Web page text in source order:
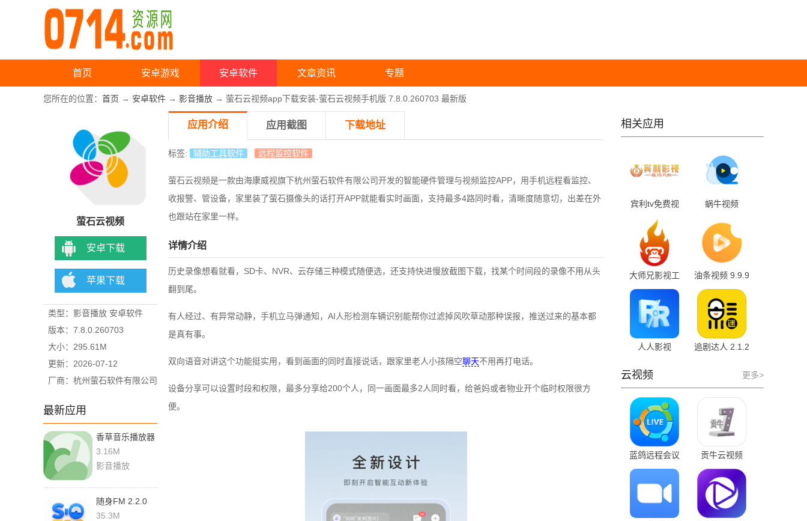
首页 安卓游戏 安卓软件 文章资讯 专题
您所在的位置： 首页 → 安卓软件 → 影音播放 → 萤石云视频app下载安装-萤石云视频手机版 7.8.0.260703 最新版
萤石云视频
安卓下载
苹果下载
类型：影音播放 安卓软件
版本：7.8.0.260703
大小：295.61M
更新：2026-07-12
厂商：杭州萤石软件有限公司
最新应用
香草音乐播放器
0.2.0-dev09 安
卓版
3.16M
影音播放
随身FM 2.2.0
手机版
35.3M
应用介绍 应用截图 下载地址
标签: 辅助工具软件 远程监控软件
萤石云视频是一款由海康威视旗下杭州萤石软件有限公司开发的智能硬件管理与视频监控APP，用手机远程看监控、
收报警、管设备， 家里装了萤石摄像头的话打开APP就能看实时画面，支持最多4路同时看，清晰度随意切，出差在外
也跟站在家里一样。
详情介绍
历史录像想看就看，SD卡、NVR、云存储三种模式随便选，还支持快进慢放截图下载，找某个时间段的录像不用从头
翻到尾。
有人经过、有异常动静，手机立马弹通知，AI人形检测车辆识别能帮你过滤掉风吹草动那种误报，推送过来的基本都
是真有事。
双向语音对讲这个功能挺实用，看到画面的同时直接说话，跟家里老人小孩隔空聊天不用再打电话。
设备分享可以设置时段和权限，最多分享给200个人，同一画面最多2人同时看，给爸妈或者物业开个临时权限很方
便。
相关应用
宾利tv免费视
版
蜗牛视频
大师兄影视工
厂 3.4.3 免费
版
油条视频 9.9.9
安卓版
人人影视
追剧达人 2.1.2
更多>
云视频
蓝鸽远程会议
5.1.42 官方版
贡牛云视频
APP 1.7.2